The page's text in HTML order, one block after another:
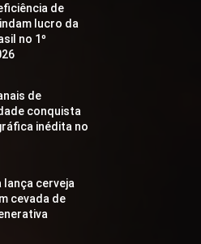
de
lucro da
no 1º
de
conquista
inédita no
lança cerveja
cevada de